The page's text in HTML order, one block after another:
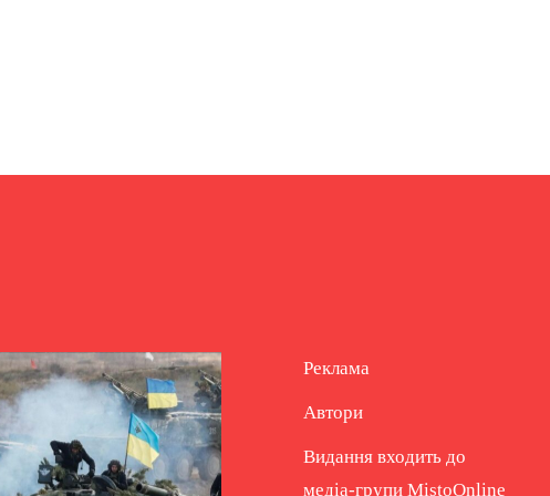
Реклама
Автори
Видання входить до
медіа-групи MistoOnline